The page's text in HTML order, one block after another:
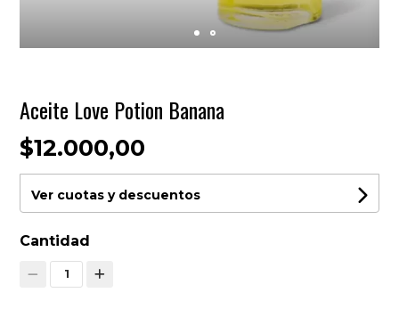
Aceite Love Potion Banana
$12.000,00
Ver cuotas y descuentos
Cantidad
1